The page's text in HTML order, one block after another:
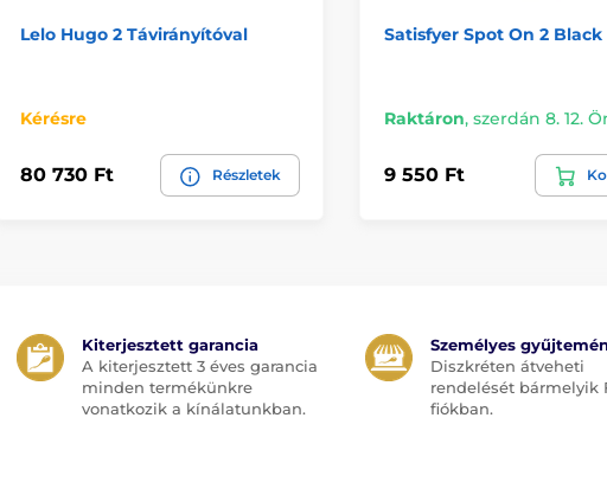
Lelo Hugo 2 Távirányítóval
Kérésre
80 730 Ft Részletek
Satisfyer Spot On 2 Black
Raktáron, szerdán 8. 12.
9 550 Ft
Kiterjesztett garancia
A kiterjesztett 3 éves garancia
minden termékünkre
vonatkozik a kínálatunkban.
Személyes
Diszkréten átveheti
rendelését bármelyik
fiókban.